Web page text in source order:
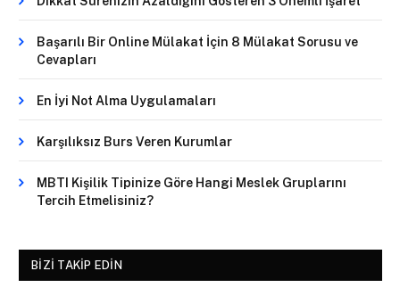
Başarılı Bir Online Mülakat İçin 8 Mülakat Sorusu ve
Cevapları
En İyi Not Alma Uygulamaları
Karşılıksız Burs Veren Kurumlar
MBTI Kişilik Tipinize Göre Hangi Meslek Gruplarını
Tercih Etmelisiniz?
BIZI TAKIP EDIN